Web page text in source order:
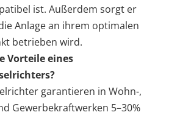
ist. Außerdem sorgt er
Anlage an ihrem optimalen
betrieben wird.
Vorteile eines
garantieren in Wohn-,
Gewerbekraftwerken 5–30%